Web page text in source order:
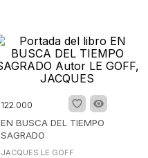
122.000
EN BUSCA DEL TIEMPO
SAGRADO
JACQUES LE GOFF